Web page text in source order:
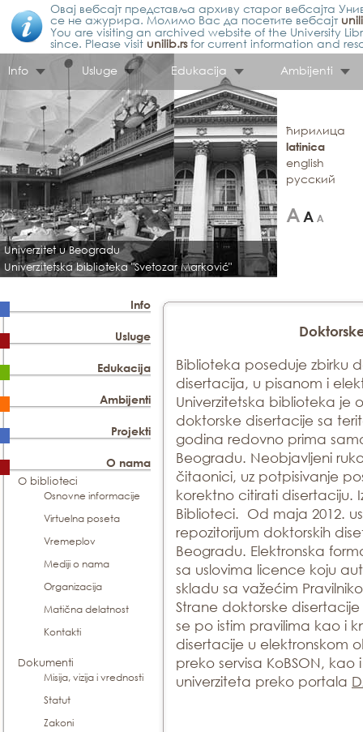
Овај вебсајт представља архиву старог вебсајта
се не ажурира. Молимо Вас да посетите вебсајт
You are visiting an archived website of the University
since. Please visit unilib.rsfor current information and
Info
Usluge Edukacija Ambijenti
Univerzitet u Beogradu
Univerzitetska biblioteka "Svetozar Marković"
ћирилица
latinica
english
русский
Info
Usluge
Edukacija
Ambijenti
Projekti
O nama
O biblioteci
Osnovne informacije
Virtuelna poseta
Vremeplov
Mediji o nama
Organizacija
Matična delatnost
Kontakti
Dokumenti
Misija, vizija i vrednosti
Statut
Zakoni
Biblioteka poseduje zbirku
disertacija, u pisanom i
Univerzitetska biblioteka je
doktorske disertacije sa
godina redovno prima
Beogradu. Neobjavljeni
čitaonici, uz potpisivanje
korektno citirati disertaciju.
Biblioteci. Od maja 2012.
repozitorijum doktorskih
Beogradu. Elektronska
sa uslovima licence koju
skladu sa važećim
Strane doktorske
se po istim pravilima kao i
disertacije u elektronskom
preko servisa KoBSON, kao
univerziteta preko portala